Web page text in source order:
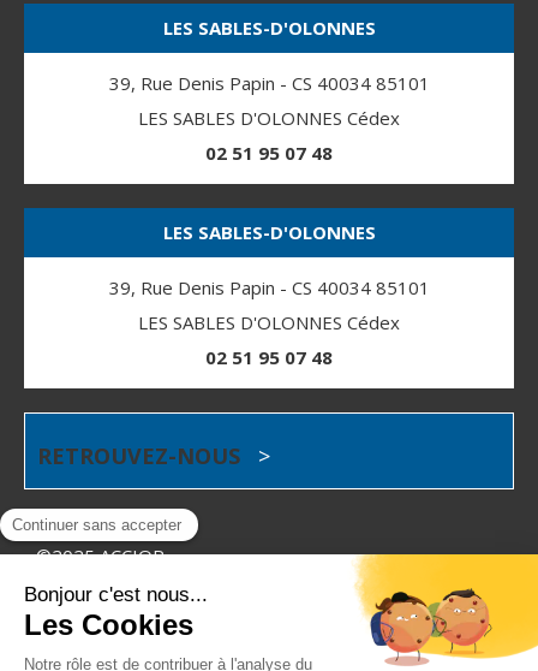
LES SABLES-D'OLONNES
39, Rue Denis Papin - CS 40034 85101
LES SABLES D'OLONNES Cédex
02 51 95 07 48
LES SABLES-D'OLONNES
39, Rue Denis Papin - CS 40034 85101
LES SABLES D'OLONNES Cédex
02 51 95 07 48
RETROUVEZ-NOUS >
©2025 ACCIOR